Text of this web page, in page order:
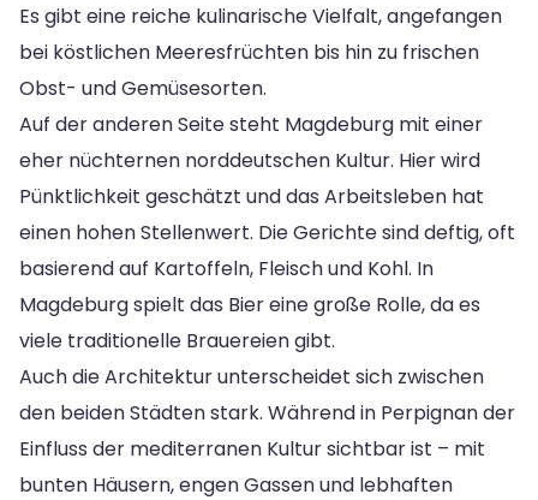
Es gibt eine reiche kulinarische Vielfalt, angefangen
bei köstlichen Meeresfrüchten bis hin zu frischen
Obst- und Gemüsesorten.
Auf der anderen Seite steht Magdeburg mit einer
eher nüchternen norddeutschen Kultur. Hier wird
Pünktlichkeit geschätzt und das Arbeitsleben hat
einen hohen Stellenwert. Die Gerichte sind deftig, oft
basierend auf Kartoffeln, Fleisch und Kohl. In
Magdeburg spielt das Bier eine große Rolle, da es
viele traditionelle Brauereien gibt.
Auch die Architektur unterscheidet sich zwischen
den beiden Städten stark. Während in Perpignan der
Einfluss der mediterranen Kultur sichtbar ist – mit
bunten Häusern, engen Gassen und lebhaften